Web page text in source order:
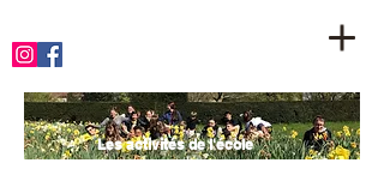
Les activités de l'école